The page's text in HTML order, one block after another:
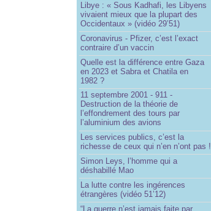
Libye : « Sous Kadhafi, les Libyens
vivaient mieux que la plupart des
Occidentaux » (vidéo 29’51)
Coronavirus - Pfizer, c’est l’exact
contraire d’un vaccin
Quelle est la différence entre Gaza
en 2023 et Sabra et Chatila en
1982 ?
11 septembre 2001 - 911 -
Destruction de la théorie de
l’effondrement des tours par
l’aluminium des avions
Les services publics, c’est la
richesse de ceux qui n’en n’ont pas !
Simon Leys, l’homme qui a
déshabillé Mao
La lutte contre les ingérences
étrangères (vidéo 51’12)
“La guerre n’est jamais faite par